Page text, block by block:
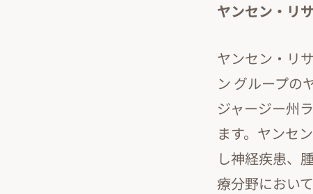
ヤンセン・リ
ヤンセン・リ
ン グループの
ジャージー州
ます。ヤンセ
し神経疾患、
療分野におい